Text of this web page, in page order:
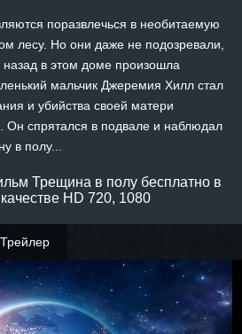
поразвлечься в необитаемую
лесу. Но они даже не подозревали,
назад в этом доме произошла
мальчик Джеремия Хилл стал
и убийства своей матери
Он спрятался в подвале и наблюдал
в полу...
Трещина в полу бесплатно в
HD 720, 1080
Трейлер